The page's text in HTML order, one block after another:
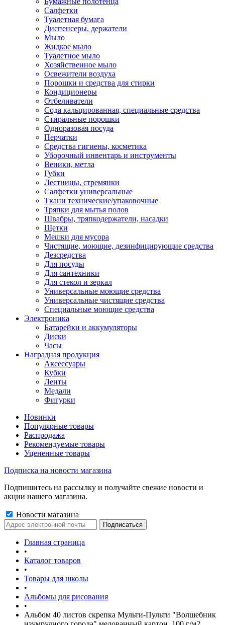
Салфетки
Туалетная бумага
Диспенсеры, держатели
Мыло
Жидкое мыло
Туалетное мыло
Хозяйственное мыло
Освежители воздуха
Порошки и средства для стирки
Кондиционеры
Отбеливатели
Сода кальцированная, специальные средства
Стиральные порошки
Одноразовая посуда
Перчатки
Средства гигиены, косметика
Уборочный инвентарь и инструменты
Веники, метла
Губки
Лестницы, стремянки
Салфетки универсальные
Ткани технические/упаковочные
Тряпки для мытья полов
Швабры, тряпкодержатели, насадки
Щетки
Мешки для мусора
Чистящие, моющие, дезинфицирующие средства
Дезсредства
Для посуды
Для сантехники
Для стекол и зеркал
Универсальные моющие средства
Универсальные чистящие средства
Специальные моющие средства
Электроника
Батарейки и аккумуляторы
Диски
Часы
Наградная продукция
Аксессуары
Кубки
Ленты
Медали
Фигурки
Новинки
Популярные товары
Распродажа
Рекомендуемые товары
Уцененные товары
Подписка на новости магазина
Подпишитесь на рассылку и получайте свежие новости и
акции нашего магазина.
Новости магазина
Главная страница
•
Каталог товаров
•
Товары для школы
•
Альбомы для рисования
•
Альбом 40 листов скрепка Мульти-Пульти "Волшебник